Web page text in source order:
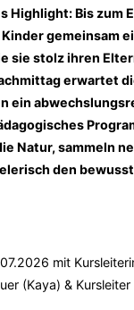
Highlight: Bis zum
gemeinsam
sie stolz ihren
erwartet
ein
Natur, sammeln
den
mit
(Kaya) &